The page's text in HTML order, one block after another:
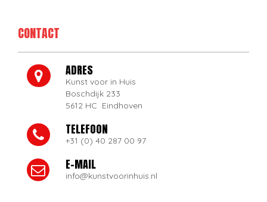
CONTACT
ADRES
Kunst voor in Huis
Boschdijk 233
5612 HC Eindhoven
TELEFOON
+31 (0) 40 287 00 97
E-MAIL
info@kunstvoorinhuis.nl